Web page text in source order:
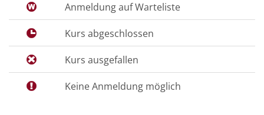
Anmeldung auf Warteliste
Kurs abgeschlossen
Kurs ausgefallen
Keine Anmeldung möglich